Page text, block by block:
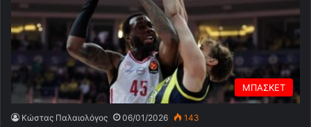
ΜΠΑΣΚΕΤ
Κώστας Παλαιολόγος 06/01/2026 143